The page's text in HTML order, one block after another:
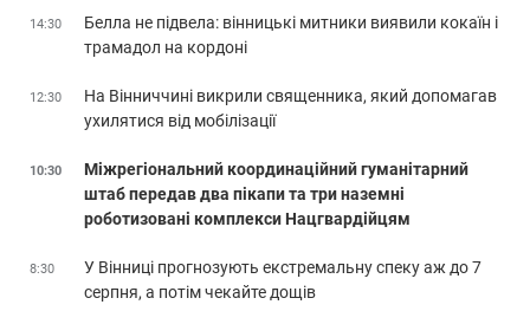
14:30
Белла не підвела: вінницькі митники виявили кокаїн і
трамадол на кордоні
12:30
На Вінниччині викрили священника, який допомагав
ухилятися від мобілізації
10:30
Міжрегіональний координаційний гуманітарний
штаб передав два пікапи та три наземні
роботизовані комплекси Нацгвардійцям
8:30
У Вінниці прогнозують екстремальну спеку аж до 7
серпня, а потім чекайте дощів